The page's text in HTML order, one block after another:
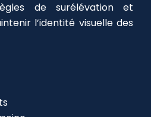
de surélévation et
l’identité visuelle des